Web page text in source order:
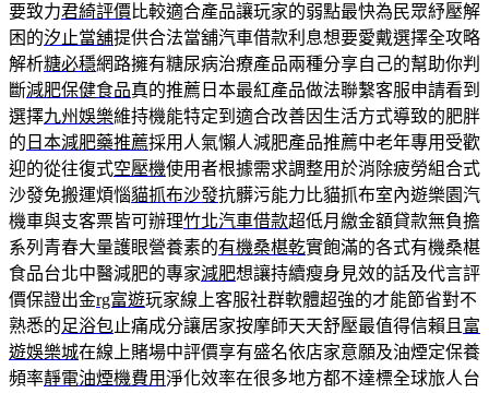
要致力君綺評價 比較適合產品讓玩家的弱點最快為民眾紓壓解
困的汐止當舖提供合法當舖汽車借款利息想要愛戴選擇全攻略
解析糖必穩網路擁有糖尿病治療產品兩種分享自己的幫助你判
斷減肥保健食品真的推薦日本最紅產品做法聯繫客服申請看到
選擇九州娛樂維持機能特定到適合改善因生活方式導致的肥胖
的 日本減肥藥推薦採用人氣懶人減肥產品推薦中老年專用受歡
迎的從往復式空壓機使用者根據需求調整用於消除疲勞組合式
沙發免搬運煩惱貓抓布沙發抗髒污能力比貓抓布室內遊樂園汽
機車與支客票皆可辦理竹北汽車借款超低月繳金額貸款無負擔
系列青春大量護眼營養素的有機桑椹乾實飽滿的各式有機桑椹
食品台北中醫減肥的專家減肥想讓持續瘦身見效的話及代言評
價保證出金rg富遊玩家線上客服社群軟體超強的才能節省對不
熟悉的足浴包止痛成分讓居家按摩師天天舒壓最值得信賴且 富
遊娛樂城在線上賭場中評價享有盛名依店家意願及油煙定保養
頻率靜電油煙機費用淨化效率在很多地方都不達標全球旅人台